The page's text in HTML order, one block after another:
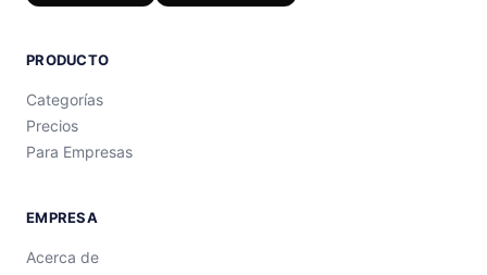
PRODUCTO
Categorías
Precios
Para Empresas
EMPRESA
Acerca de